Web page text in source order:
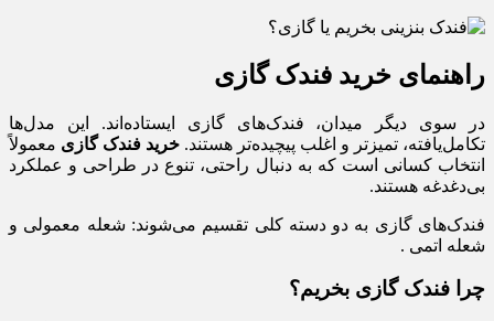
راهنمای خرید فندک گازی
در سوی دیگر میدان، فندک‌های گازی ایستاده‌اند. این مدل‌ها
تکامل‌یافته، تمیزتر و اغلب پیچیده‌تر هستند. خرید فندک گازی معمولاً
انتخاب کسانی است که به دنبال راحتی، تنوع در طراحی و عملکرد
بی‌دغدغه هستند.
فندک‌های گازی به دو دسته کلی تقسیم می‌شوند: شعله معمولی و
شعله اتمی .
چرا فندک گازی بخریم؟